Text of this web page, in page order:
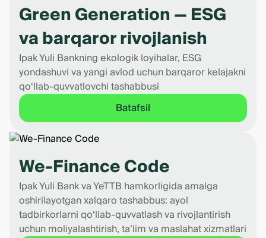
Green Generation — ESG
va barqaror rivojlanish
Ipak Yuli Bankning ekologik loyihalar, ESG
yondashuvi va yangi avlod uchun barqaror kelajakni
qo‘llab-quvvatlovchi tashabbusi
Batafsil
We-Finance Code
Ipak Yuli Bank va YeTTB hamkorligida amalga
oshirilayotgan xalqaro tashabbus: ayol
tadbirkorlarni qo‘llab-quvvatlash va rivojlantirish
uchun moliyalashtirish, ta’lim va maslahat xizmatlari